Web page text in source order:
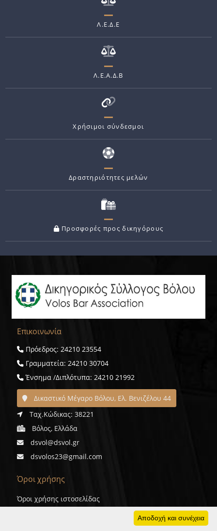
Λ.Ε.Δ.Ε
Λ.Ε.Α.Δ.Β
Χρήσιμοι σύνδεσμοι
Δραστηριότητες μελών
Προσφορές προς δικηγόρους
Επικοινωνία
Πρόεδρος: 24210 23554
Γραμματεία: 24210 30704
Ένσημα /Διπλότυπα: 24210 21992
Δικαστικό Μέγαρο Βόλου, Ελ. Βενιζέλου 44
Ταχ.Κώδικας: 38221
Βόλος, Ελλάδα
dsvol@dsvol.gr
dsvolos23@gmail.com
Όροι χρήσης
Όροι χρήσης ιστοσελίδας
Αποδοχή και συνέχεια